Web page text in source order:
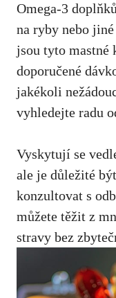
⁤Omega-3
na⁣ ryby nebo
jsou tyto ⁤mastné
doporučené
jakékoli
vyhledejte radu
Vyskytují se
ale je důležité
konzultovat s
můžete ⁤těžit z
stravy bez